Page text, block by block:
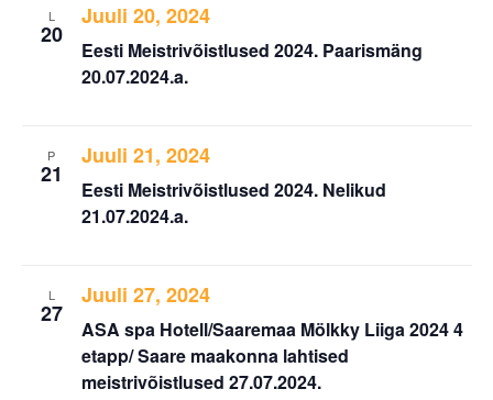
L
20
Juuli 20, 2024
Eesti Meistrivõistlused 2024. Paarismäng
20.07.2024.a.
P
21
Juuli 21, 2024
Eesti Meistrivõistlused 2024. Nelikud
21.07.2024.a.
L
27
Juuli 27, 2024
ASA spa Hotell/Saaremaa Mölkky Liiga 2024 4
etapp/ Saare maakonna lahtised
meistrivõistlused 27.07.2024.